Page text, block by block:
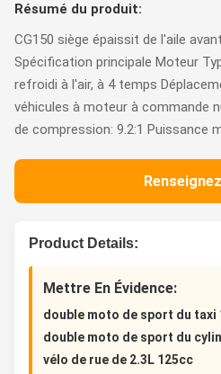
Résumé du produit:
CG150 siège épaissit de l'aile
Spécification principale Moteur
refroidi à l'air, à 4 temps
véhicules à moteur à commande
de compression: 9.2:1 Puissance
Product Details:
Mettre En Évidence:
double moto de sport du taxi
double moto de sport du
vélo de rue de 2.3L 125cc